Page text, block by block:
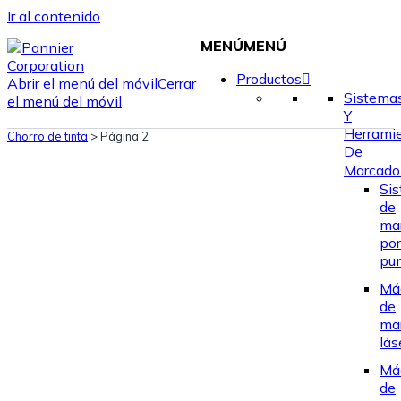
Ir al contenido
MENÚMENÚ
Productos
Y
De
Marcado
de
por
de
de
Abrir el menú del móvilCerrar
el menú del móvil
Chorro de tinta >Página 2